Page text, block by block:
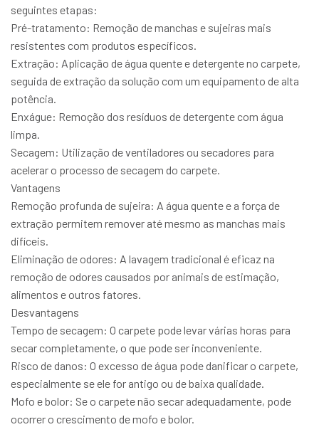
seguintes etapas:
Pré-tratamento: Remoção de manchas e sujeiras mais
resistentes com produtos específicos.
Extração: Aplicação de água quente e detergente no carpete,
seguida de extração da solução com um equipamento de alta
potência.
Enxágue: Remoção dos resíduos de detergente com água
limpa.
Secagem: Utilização de ventiladores ou secadores para
acelerar o processo de secagem do carpete.
Vantagens
Remoção profunda de sujeira: A água quente e a força de
extração permitem remover até mesmo as manchas mais
difíceis.
Eliminação de odores: A lavagem tradicional é eficaz na
remoção de odores causados por animais de estimação,
alimentos e outros fatores.
Desvantagens
Tempo de secagem: O carpete pode levar várias horas para
secar completamente, o que pode ser inconveniente.
Risco de danos: O excesso de água pode danificar o carpete,
especialmente se ele for antigo ou de baixa qualidade.
Mofo e bolor: Se o carpete não secar adequadamente, pode
ocorrer o crescimento de mofo e bolor.